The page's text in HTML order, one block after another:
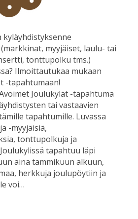
kyläyhdistyksenne
myyjäiset, laulu- tai
tonttupolku tms.)
Ilmoittautukaa mukaan
-tapahtumaan!
Joulukylät -tapahtuma
tai vastaavien
tapahtumille. Luvassa
-myyjäisiä,
tonttupolkuja ja
tapahtuu läpi
aina tammikuun alkuun,
herkkuja joulupöytiin ja
voi…